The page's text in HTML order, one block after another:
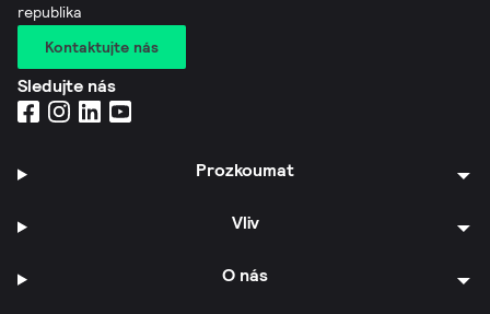
republika
Kontaktujte nás
Sledujte nás
Prozkoumat
Vliv
O nás